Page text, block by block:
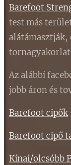
Barefoot
test más
alátámasztják,
Az alábbi
jobb áron és
Barefoot cipők
Barefoot cipő
Kínai/olcsóbb